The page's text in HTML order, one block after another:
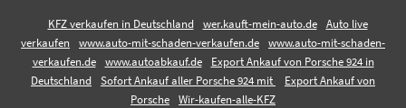
KFZ verkaufen in Deutschland wer.kauft-mein-auto.de
Auto live
verkaufen
www.auto-mit-schaden-verkaufen.de
www.auto-mit-schaden-
verkaufen.de
www.autoabkauf.de
Export Ankauf von Porsche 924 in
Deutschland
Sofort Ankauf aller Porsche 924 mit
Export Ankauf von
Porsche
Wir-kaufen-alle-KFZ